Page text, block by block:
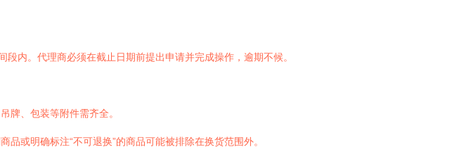
内。代理商必须在截止日期前提出申请并完成操作，逾期不候。
牌、包装等附件需齐全。
或明确标注“不可退换”的商品可能被排除在换货范围外。